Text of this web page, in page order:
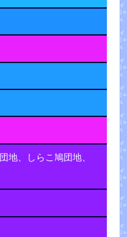
地、しらこ鳩団地、